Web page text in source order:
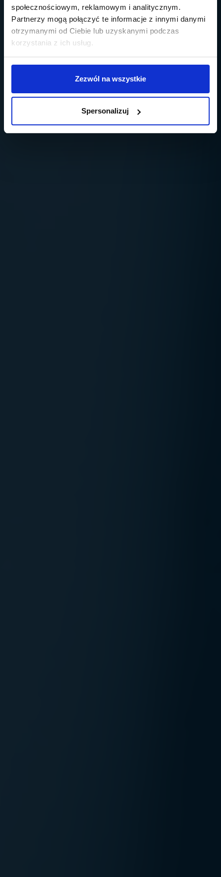
społecznościowym, reklamowym i analitycznym.
Partnerzy mogą połączyć te informacje z innymi danymi
otrzymanymi od Ciebie lub uzyskanymi podczas
korzystania z ich usług.
Zezwól na wszystkie
Spersonalizuj